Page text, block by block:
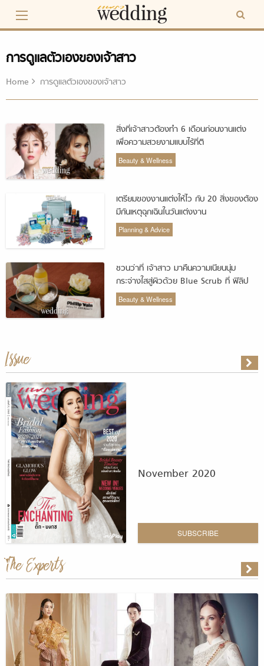
content
การดูแลตัวเองของเจ้าสาว
Home การดูแลตัวเองของเจ้าสาว
สิ่งที่เจ้าสาวต้องทำ 6 เดือนก่อนงานแต่ง
เพื่อความสวยงามแบบไร้ที่ติ
Beauty & Wellness
เตรียมของงานแต่งให้ไว กับ 20 สิ่งของต้อง
มีกันเหตุฉุกเฉินในวันแต่งงาน
Planning & Advice
ชวนว่าที่ เจ้าสาว มาคืนความเนียนนุ่ม
กระจ่างใสสู่ผิวด้วย Blue Scrub ที่ ฟิลิป
เวน
Beauty & Wellness
Issue
November 2020
SUBSCRIBE
The Experts